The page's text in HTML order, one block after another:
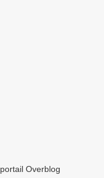
Overblog